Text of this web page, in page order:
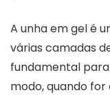
A unha em gel é
várias camadas
fundamental
modo, quando